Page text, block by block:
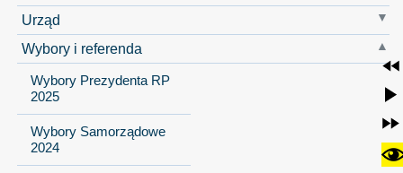
Urząd
Wybory i referenda
Wybory Prezydenta RP
2025
Wybory Samorządowe
2024